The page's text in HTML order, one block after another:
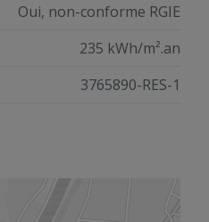
Oui, non-conforme RGIE
235 kWh/m².an
3765890-RES-1